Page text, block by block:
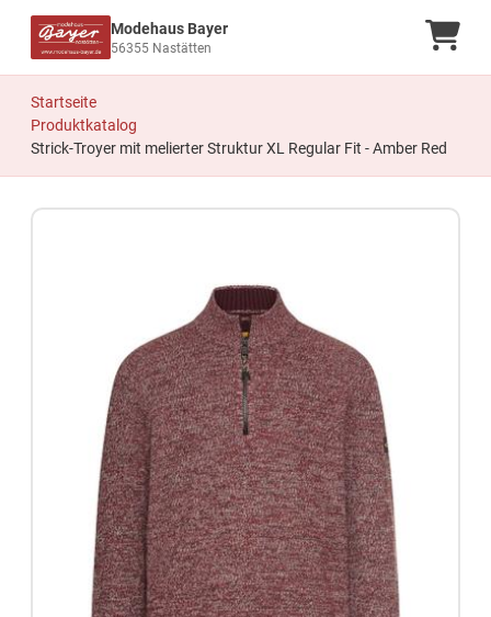
Modehaus Bayer
56355 Nastätten
Startseite
Produktkatalog
Strick-Troyer mit melierter Struktur XL Regular Fit - Amber Red